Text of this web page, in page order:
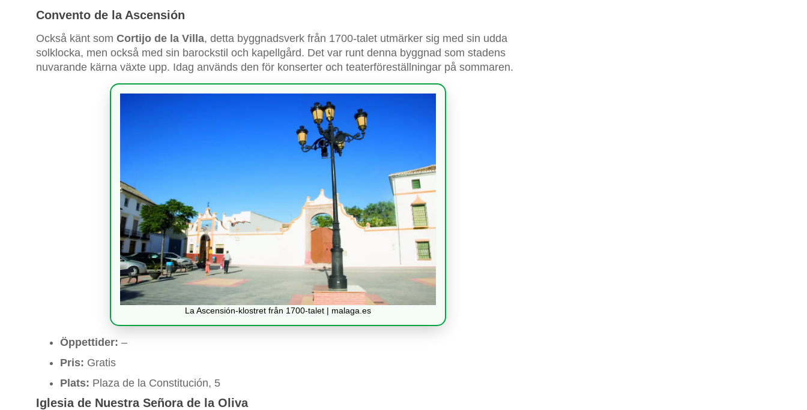
Convento de la Ascensión
Också känt som Cortijo de la Villa, detta byggnadsverk från 1700-talet utmärker sig med sin udda
solklocka, men också med sin barockstil och kapellgård. Det var runt denna byggnad som stadens
nuvarande kärna växte upp. Idag används den för konserter och teaterföreställningar på sommaren.
La Ascensión-klostret från 1700-talet | malaga.es
Öppettider: –
Pris: Gratis
Plats: Plaza de la Constitución, 5
Iglesia de Nuestra Señora de la Oliva